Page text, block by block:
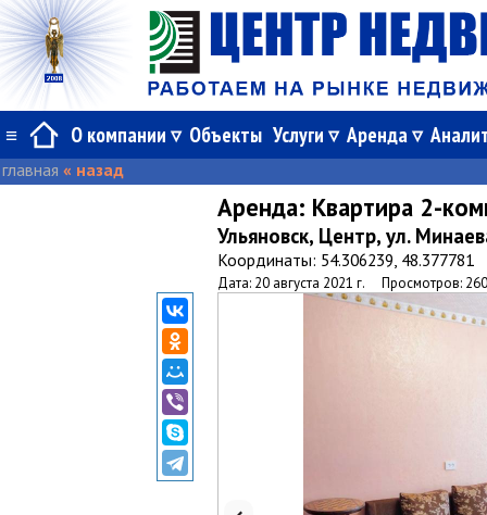
≡ О компании Объекты Услуги Аренда
главная « назад
Аренда: Квартира 2-
Ульяновск, Центр, ул.
Координаты: 54.306239, 48.377781
Дата: 20 августа 2021 г. Просмотров: